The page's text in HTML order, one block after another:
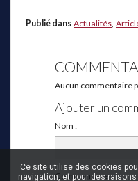
Publié dans Actualités
Aucun commentaire
Ajouter un
Nom :
Commentaire :
Ce site utilise des cookies
navigation, et pour des